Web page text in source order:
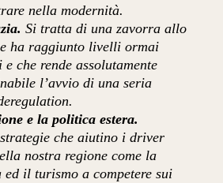
nella modernità.
Si tratta di una zavorra allo
ha raggiunto livelli ormai
che rende assolutamente
l’avvio di una seria
e la politica estera.
che aiutino i driver
nostra regione come la
il turismo a competere sui